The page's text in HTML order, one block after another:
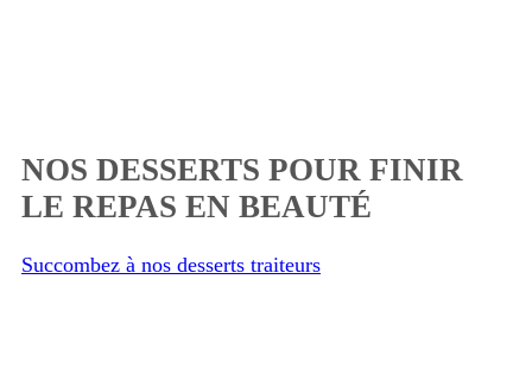
NOS DESSERTS POUR FINIR
LE REPAS EN BEAUTÉ
Succombez à nos desserts traiteurs